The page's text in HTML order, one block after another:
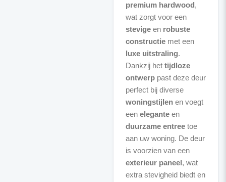
premium hardwood,
wat zorgt voor een
stevigeen robuste
constructiemet een
luxe uitstraling.
Dankzij het tijdloze
ontwerppast deze deur
perfect bij diverse
woningstijlenen voegt
een eleganteen
duurzame entreetoe
aan uw woning. De deur
is voorzien van een
exterieur paneel, wat
extra stevigheid biedt en